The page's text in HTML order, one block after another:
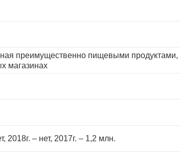
преимущественно пищевыми
магазинах
2018г. – нет, 2017г. – 1,2 млн.